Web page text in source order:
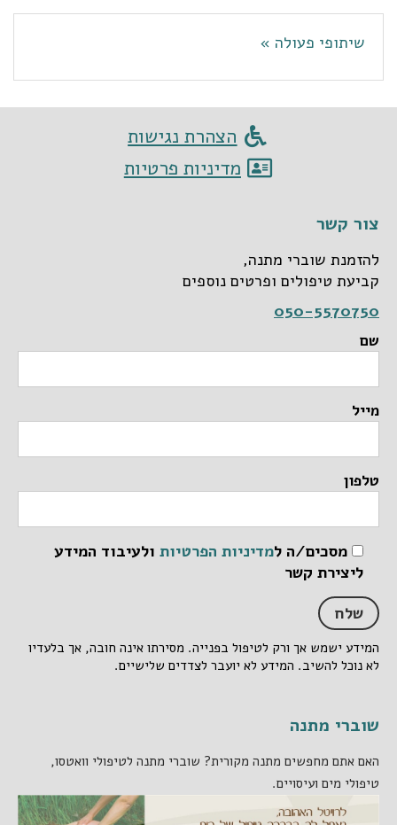
שיתופי פעולה »
הצהרת נגישות
מדיניות פרטיות
צור קשר
להזמנת שוברי מתנה,
קביעת טיפולים ופרטים נוספים
050-5570750
שם
מייל
טלפון
מסכים/ה למדיניות הפרטיות ולעיבוד המידע
ליצירת קשר
המידע ישמש אך ורק לטיפול בפנייה. מסירתו אינה חובה, אך בלעדיו
לא נוכל להשיב. המידע לא יועבר לצדדים שלישיים.
שוברי מתנה
האם אתם מחפשים מתנה מקורית? שוברי מתנה לטיפולי וואטסו,
טיפולי מים ועיסויים.